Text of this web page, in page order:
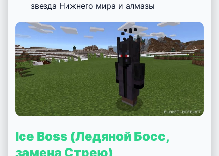
звезда Нижнего мира и алмазы
Ice Boss (Ледяной Босс,
замена Стрею)